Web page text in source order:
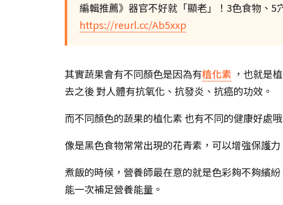
編輯推薦》器官不好就「顯老」！3色食物、5
https://reurl.cc/Ab5xxp
其實蔬果會有不同顏色是因為有植化素 ，也就是
去之後 對人體有抗氧化、抗發炎、抗癌的功效。
而不同顏色的蔬果的植化素 也有不同的健康好處哦
像是黑色食物常常出現的花青素，可以增強保護
煮飯的時候，營養師最在意的就是色彩夠不夠繽
能一次補足營養能量。